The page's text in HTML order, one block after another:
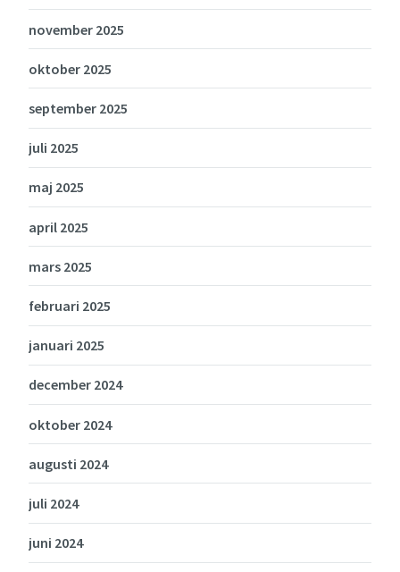
november 2025
oktober 2025
september 2025
juli 2025
maj 2025
april 2025
mars 2025
februari 2025
januari 2025
december 2024
oktober 2024
augusti 2024
juli 2024
juni 2024